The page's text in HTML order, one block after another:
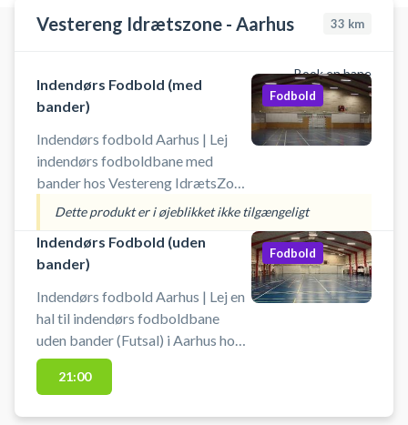
Vestereng Idrætszone - Aarhus 33 km
Book en bane
Indendørs Fodbold (med
bander)
Indendørs fodbold Aarhus | Lej
indendørs fodboldbane med
bander hos Vestereng IdrætsZone
i Århus. Book foldboldbanen og
spil indendørs fodbold i Aarhus i
en hal med bander. Tiderne er 60
min. ad gangen. Medbring egen
bold. Gratis parkering ved grus
parkeringen 50 meter fra hallen, så
det er nemt hvis du kommer i bil
for at spille indendørs fodbold i
Aarhus.
Fodbold
Dette produkt er i øjeblikket ikke tilgængeligt
Indendørs Fodbold (uden
bander)
Indendørs fodbold Aarhus | Lej en
hal til indendørs fodboldbane
uden bander (Futsal) i Aarhus hos
Vestereng IdrætsZone. Lej Book
fodboldbane og spil indendørs
Fodbold
21:00